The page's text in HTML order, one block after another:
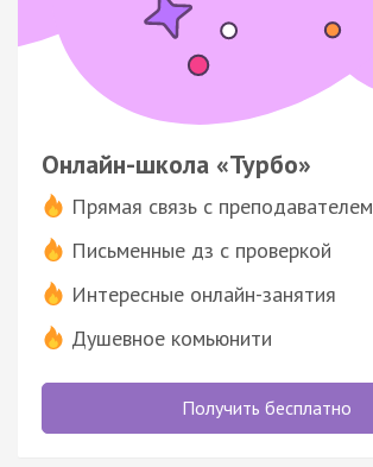
Онлайн-школа «Турбо»
Прямая связь с преподавателем
Письменные дз с проверкой
Интересные онлайн-занятия
Душевное комьюнити
Получить бесплатно